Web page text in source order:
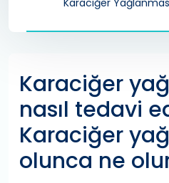
Karaciğer
Karaciğer
nasıl tedavi
Karaciğer
olunca ne